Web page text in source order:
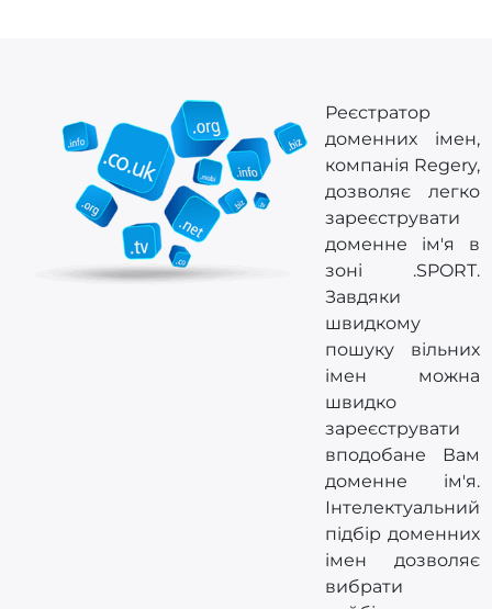
Реєстратор
доменних імен,
компанія Regery,
дозволяє легко
зареєструвати
доменне ім'я в
зоні .SPORT.
Завдяки
швидкому
пошуку вільних
імен можна
швидко
зареєструвати
вподобане Вам
доменне ім'я.
Інтелектуальний
підбір доменних
імен дозволяє
вибрати